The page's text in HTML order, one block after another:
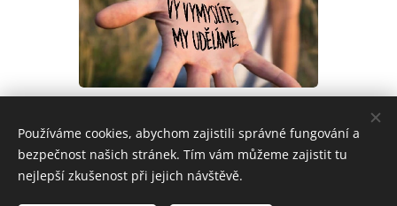
© Jiří Meduna 2025 | Všechna práva vyhrazena
Vytvořeno společností Bluetme, s.r.o.
Používáme cookies, abychom zajistili správné fungování a
bezpečnost našich stránek. Tím vám můžeme zajistit tu
nejlepší zkušenost při jejich návštěvě.